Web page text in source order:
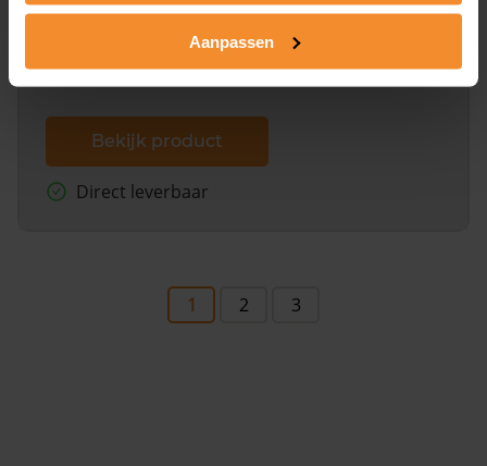
Aanpassen
omliggende percelen met de kadastrale erfgrenzen,
dit inclusief de luchtfoto!
Bekijk product
Direct leverbaar
1 2 3